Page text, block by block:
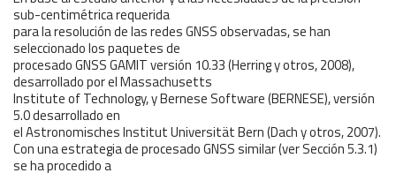
sub-centimétrica requerida
para la resolución de las redes GNSS observadas, se han
seleccionado los paquetes de
procesado GNSS GAMIT versión 10.33 (Herring y otros, 2008),
desarrollado por el Massachusetts
Institute of Technology, y Bernese Software (BERNESE), versión
5.0 desarrollado en
el Astronomisches Institut Universität Bern (Dach y otros, 2007).
Con una estrategia de procesado GNSS similar (ver Sección 5.3.1)
se ha procedido a